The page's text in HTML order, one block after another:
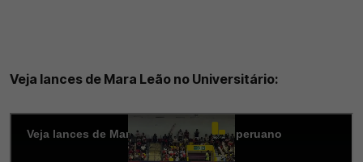
Veja lances de Mara Leão no Universitário: